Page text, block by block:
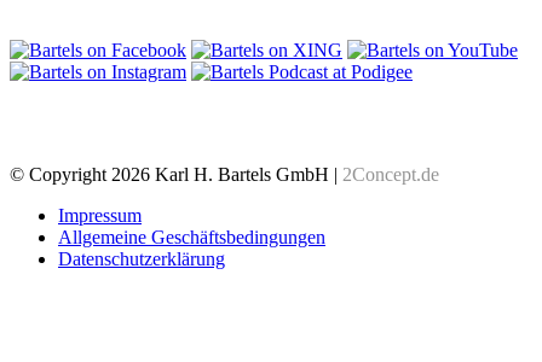
© Copyright 2026 Karl H. Bartels GmbH | 2Concept.de
Impressum
Allgemeine Geschäftsbedingungen
Datenschutzerklärung